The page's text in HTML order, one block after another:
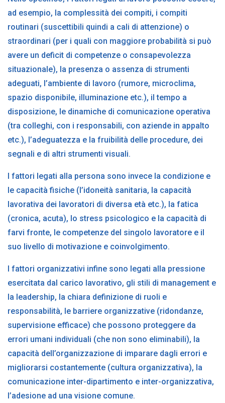
ad esempio, la complessità dei compiti, i compiti
routinari (suscettibili quindi a cali di attenzione) o
straordinari (per i quali con maggiore probabilità si può
avere un deficit di competenze o consapevolezza
situazionale), la presenza o assenza di strumenti
adeguati, l’ambiente di lavoro (rumore, microclima,
spazio disponibile, illuminazione etc.), il tempo a
disposizione, le dinamiche di comunicazione operativa
(tra colleghi, con i responsabili, con aziende in appalto
etc.), l’adeguatezza e la fruibilità delle procedure, dei
segnali e di altri strumenti visuali.
I fattori legati alla persona sono invece la condizione e
le capacità fisiche (l’idoneità sanitaria, la capacità
lavorativa dei lavoratori di diversa età etc.), la fatica
(cronica, acuta), lo stress psicologico e la capacità di
farvi fronte, le competenze del singolo lavoratore e il
suo livello di motivazione e coinvolgimento.
I fattori organizzativi infine sono legati alla pressione
esercitata dal carico lavorativo, gli stili di management e
la leadership, la chiara definizione di ruoli e
responsabilità, le barriere organizzative (ridondanze,
supervisione efficace) che possono proteggere da
errori umani individuali (che non sono eliminabili), la
capacità dell’organizzazione di imparare dagli errori e
migliorarsi costantemente (cultura organizzativa), la
comunicazione inter-dipartimento e inter-organizzativa,
l’adesione ad una visione comune.